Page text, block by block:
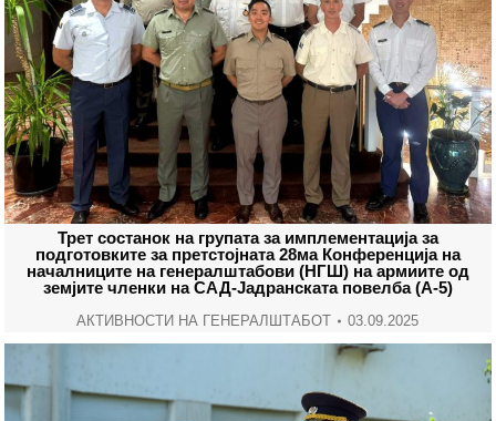
Трет состанок на групата за имплементација за
подготовките за претстојната 28ма Конференција на
началниците на генералштабови (НГШ) на армиите од
земјите членки на САД-Јадранската повелба (А-5)
АКТИВНОСТИ НА ГЕНЕРАЛШТАБОТ 03.09.2025